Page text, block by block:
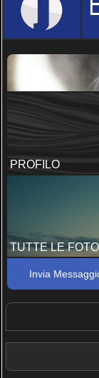
PROFILO
TUTTE LE FOTO
Invia